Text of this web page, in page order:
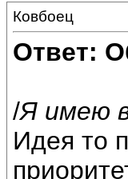
Ковбоец
Ответ:
/Я имею
Идея то